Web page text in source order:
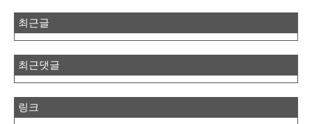
최근글
최근댓글
링크